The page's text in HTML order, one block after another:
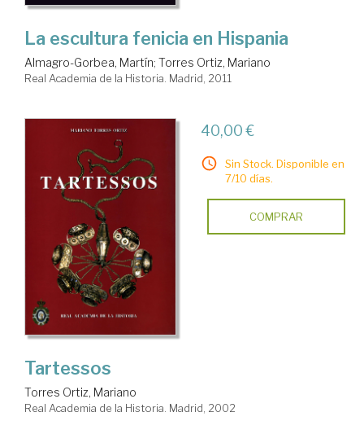
La escultura fenicia en Hispania
Almagro-Gorbea, Martín; Torres Ortiz, Mariano
Real Academia de la Historia. Madrid, 2011
40,00 €
Sin Stock. Disponible en
7/10 días.
COMPRAR
Tartessos
Torres Ortiz, Mariano
Real Academia de la Historia. Madrid, 2002